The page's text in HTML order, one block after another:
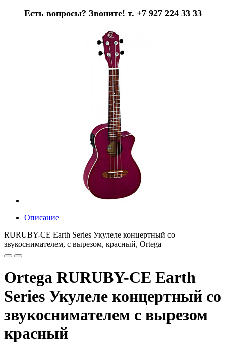
Есть вопросы? Звоните! т. +7 927 224 33 33
Описание
RURUBY-CE Earth Series Укулеле концертный со
звукоснимателем, с вырезом, красный, Ortega
Ortega RURUBY-CE Earth
Series Укулеле концертный со
звукоснимателем с вырезом
красный